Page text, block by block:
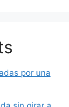
por una